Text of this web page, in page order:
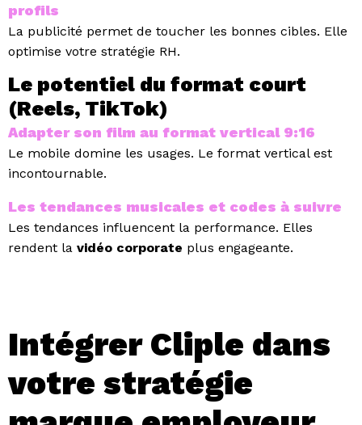
profils
La publicité permet de toucher les bonnes cibles. Elle
optimise votre stratégie RH.
Le potentiel du format court
(Reels, TikTok)
Adapter son film au format vertical 9:16
Le mobile domine les usages. Le format vertical est
incontournable.
Les tendances musicales et codes à suivre
Les tendances influencent la performance. Elles
rendent la vidéo corporate plus engageante.
Intégrer Cliple dans
votre stratégie